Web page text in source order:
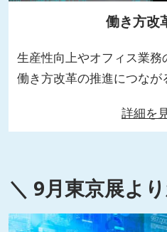
働き方改
生産性向上やオフィス業務
働き方改革の推進につなが
詳細を
＼ 9月東京展よ